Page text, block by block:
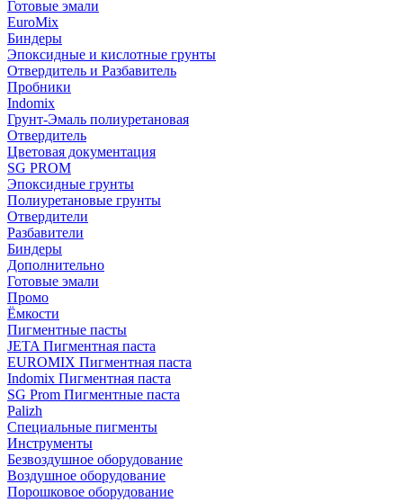
Готовые эмали
EuroMix
Биндеры
Эпоксидные и кислотные грунты
Отвердитель и Разбавитель
Пробники
Indomix
Грунт-Эмаль полиуретановая
Отвердитель
Цветовая документация
SG PROM
Эпоксидные грунты
Полиуретановые грунты
Отвердители
Разбавители
Биндеры
Дополнительно
Готовые эмали
Промо
Ёмкости
Пигментные пасты
JETA Пигментная паста
EUROMIX Пигментная паста
Indomix Пигментная паста
SG Prom Пигментные паста
Palizh
Специальные пигменты
Инструменты
Безвоздушное оборудование
Воздушное оборудование
Порошковое оборудование